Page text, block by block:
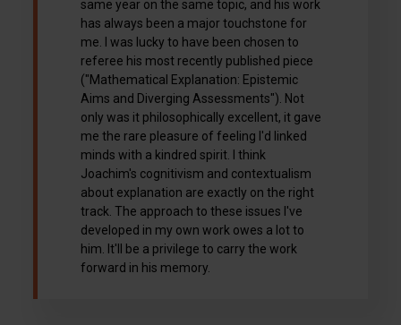
same year on the same topic, and his work
has always been a major touchstone for
me. I was lucky to have been chosen to
referee his most recently published piece
("Mathematical Explanation: Epistemic
Aims and Diverging Assessments"). Not
only was it philosophically excellent, it gave
me the rare pleasure of feeling I'd linked
minds with a kindred spirit. I think
Joachim's cognitivism and contextualism
about explanation are exactly on the right
track. The approach to these issues I've
developed in my own work owes a lot to
him. It'll be a privilege to carry the work
forward in his memory.